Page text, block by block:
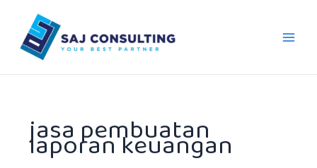
content
jasa pembuatan
laporan keuangan